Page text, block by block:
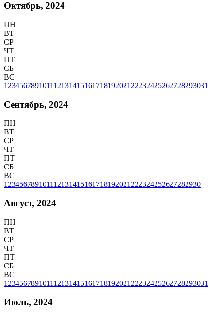
Октябрь, 2024
ПН
ВТ
СР
ЧТ
ПТ
СБ
ВС
1 23456789101112131415161718192021 22232425262728293031
Сентябрь, 2024
ПН
ВТ
СР
ЧТ
ПТ
СБ
ВС
1 23456789101112131415161718192021 222324252627282930
Август, 2024
ПН
ВТ
СР
ЧТ
ПТ
СБ
ВС
1 23456789101112131415161718192021 22232425262728293031
Июль, 2024